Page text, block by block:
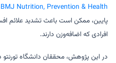
BMJ Nutrition, Prevention & Health
پایین، ممکن است باعث تشدید علائم
افرادی که اضافه‌وزن دارند.
در این پژوهش، محققان دانشگاه